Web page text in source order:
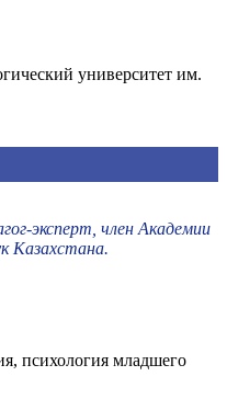
университет им.
эксперт, член Академии
Казахстана.
психология младшего